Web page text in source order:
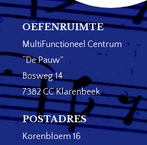
OEFENRUIMTE
MultiFunctioneel Centrum
“De Pauw”
Bosweg 14
7382 CC Klarenbeek
POSTADRES
Korenbloem 16